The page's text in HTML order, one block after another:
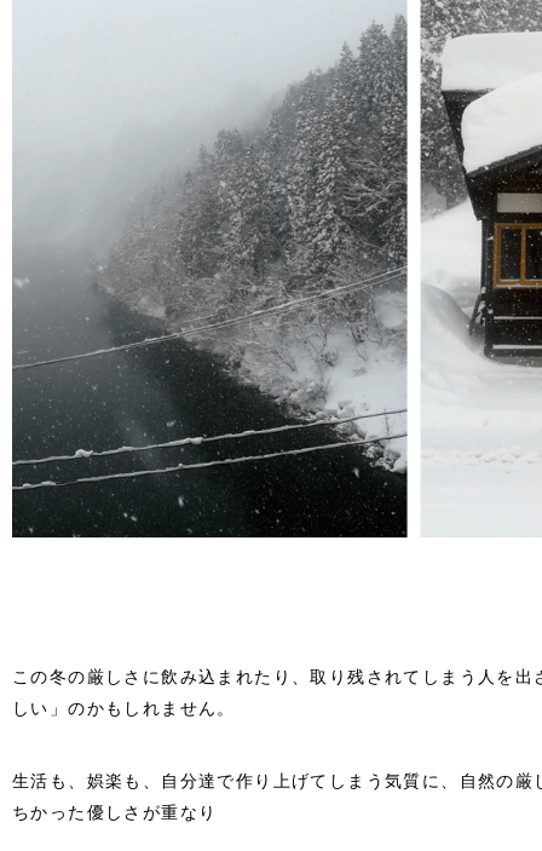
この冬の厳しさに飲み込まれたり、取り残されてしまう人を
しい」のかもしれません。
生活も、娯楽も、自分達で作り上げてしまう気質に、自然の
ちかった優しさが重なり